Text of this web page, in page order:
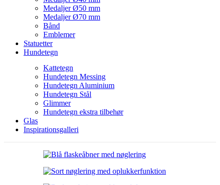
Medaljer Ø50 mm
Medaljer Ø70 mm
Bånd
Emblemer
Statuetter
Hundetegn
Kattetegn
Hundetegn Messing
Hundetegn Aluminium
Hundetegn Stål
Glimmer
Hundetegn ekstra tilbehør
Glas
Inspirationsgalleri